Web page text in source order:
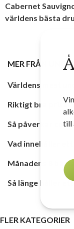
Cabernet
världens bästa
MER FRÅN
Världens mest
Riktigt bra priser
Så påverkar
Vad innehåller
Månadens 8
Så länge håller
FLER KATEGORIER
till